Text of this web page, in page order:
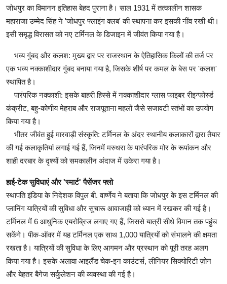
जोधपुर का विमानन इतिहास बेहद पुराना है। साल 1931 में तत्कालीन शासक
महाराजा उम्मेद सिंह ने 'जोधपुर फ्लाइंग क्लब' की स्थापना कर इसकी नींव रखी थी।
इसी समृद्ध विरासत को नए टर्मिनल के डिजाइन में जीवंत किया गया है।
भव्य गुंबद और कलश: मुख्य द्वार पर राजस्थान के ऐतिहासिक किलों की तर्ज पर
एक भव्य नक्काशीदार गुंबद बनाया गया है, जिसके शीर्ष पर कमल के बेस पर 'कलश'
स्थापित है।
पारंपरिक नक्काशी: इसके बाहरी हिस्से में नक्काशीदार ग्लास फाइबर रीइन्फोर्स्ड
कंक्रीट, बहु-कोणीय मेहराब और राजपूताना महलों जैसे सजावटी स्तंभों का उपयोग
किया गया है।
भीतर जीवंत हुई मारवाड़ी संस्कृति: टर्मिनल के अंदर स्थानीय कलाकारों द्वारा तैयार
की गई कलाकृतियां लगाई गई हैं, जिनमें मरुधरा के पारंपरिक मोर के रूपांकन और
शाही दरबार के दृश्यों को समकालीन अंदाज में उकेरा गया है।
हाई-टेक सुविधाएं और 'स्मार्ट' पैसेंजर फ्लो
स्थापति इंडिया के निदेशक विपुल बी. वार्ष्णेय ने बताया कि जोधपुर के इस टर्मिनल की
प्लानिंग यात्रियों की सुविधा और सुचारू आवाजाही को ध्यान में रखकर की गई है।
टर्मिनल में 6 आधुनिक एयरोब्रिज लगाए गए हैं, जिससे यात्री सीधे विमान तक पहुंच
सकेंगे। पीक-ऑवर में यह टर्मिनल एक साथ 1,000 यात्रियों को संभालने की क्षमता
रखता है। यात्रियों की सुविधा के लिए आगमन और प्रस्थान को पूरी तरह अलग
किया गया है। इसके अलावा आइलैंड चेक-इन काउंटर्स, लीनियर सिक्योरिटी ज़ोन
और बेहतर बैगेज सर्कुलेशन की व्यवस्था की गई है।